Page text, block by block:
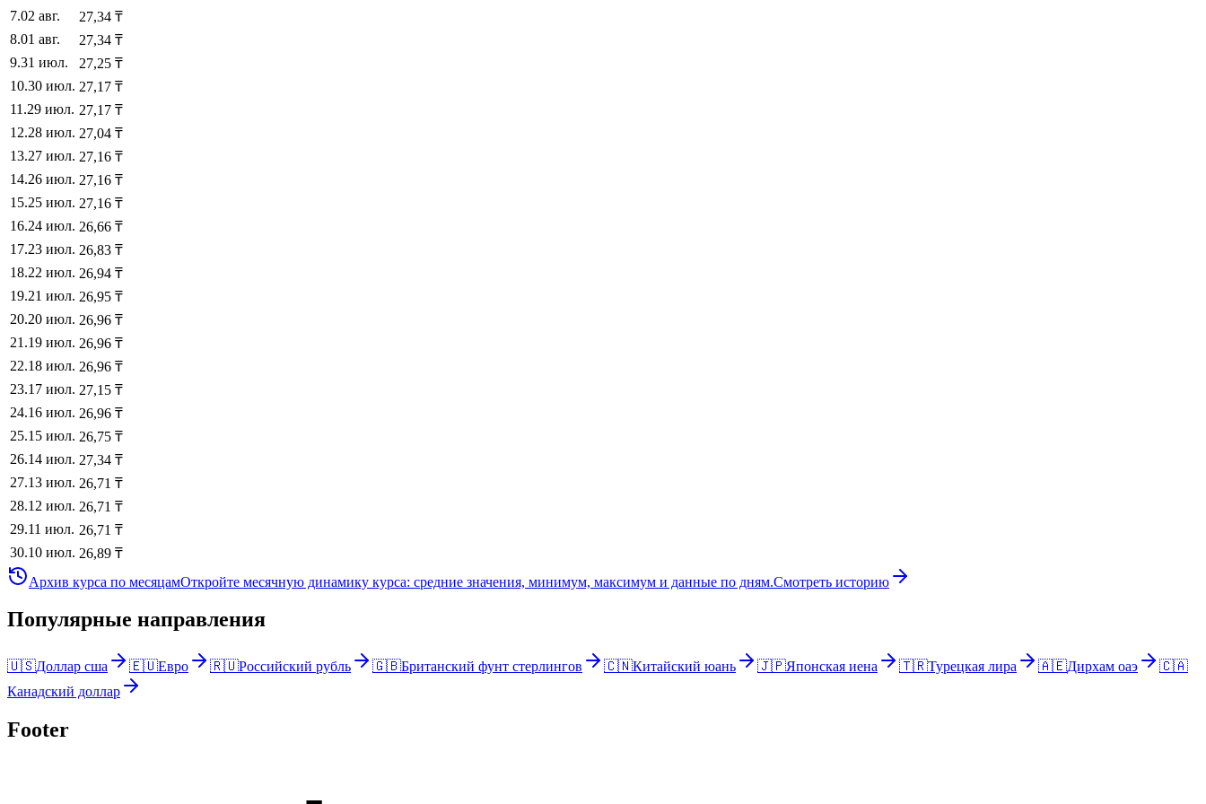
7.02 авг. 27,34 ₸
8.01 авг. 27,34 ₸
9.31 июл. 27,25 ₸
10.30 июл. 27,17 ₸
11 .29 июл. 27,17 ₸
12.28 июл. 27,04 ₸
13.27 июл. 27,16 ₸
14.26 июл. 27,16 ₸
15.25 июл. 27,16 ₸
16.24 июл. 26,66 ₸
17.23 июл. 26,83 ₸
18.22 июл. 26,94 ₸
19.21 июл. 26,95 ₸
20.20 июл. 26,96 ₸
21 .19 июл. 26,96 ₸
22.18 июл. 26,96 ₸
23.17 июл. 27,15 ₸
24.16 июл. 26,96 ₸
25.15 июл. 26,75 ₸
26.14 июл. 27,34 ₸
27.13 июл. 26,71 ₸
28.12 июл. 26,71 ₸
29.11 июл. 26,71 ₸
30.10 июл. 26,89 ₸
Архив курса по месяцамОткройте месячную динамику курса: средние значения, минимум, максимум и данные по дням.Смотреть историю
Популярные направления
🇺🇸Доллар сша 🇪🇺Евро 🇷🇺Российский рубль 🇬🇧Британский фунт стерлингов 🇨🇳Китайский юань 🇯🇵Японская иена 🇹🇷Турецкая лира 🇦🇪Дирхам оаэ
🇨🇦
Канадский доллар
Footer